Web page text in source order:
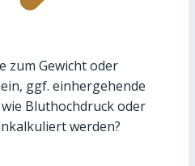
zum Gewicht oder
ggf. einhergehende
Bluthochdruck oder
werden?